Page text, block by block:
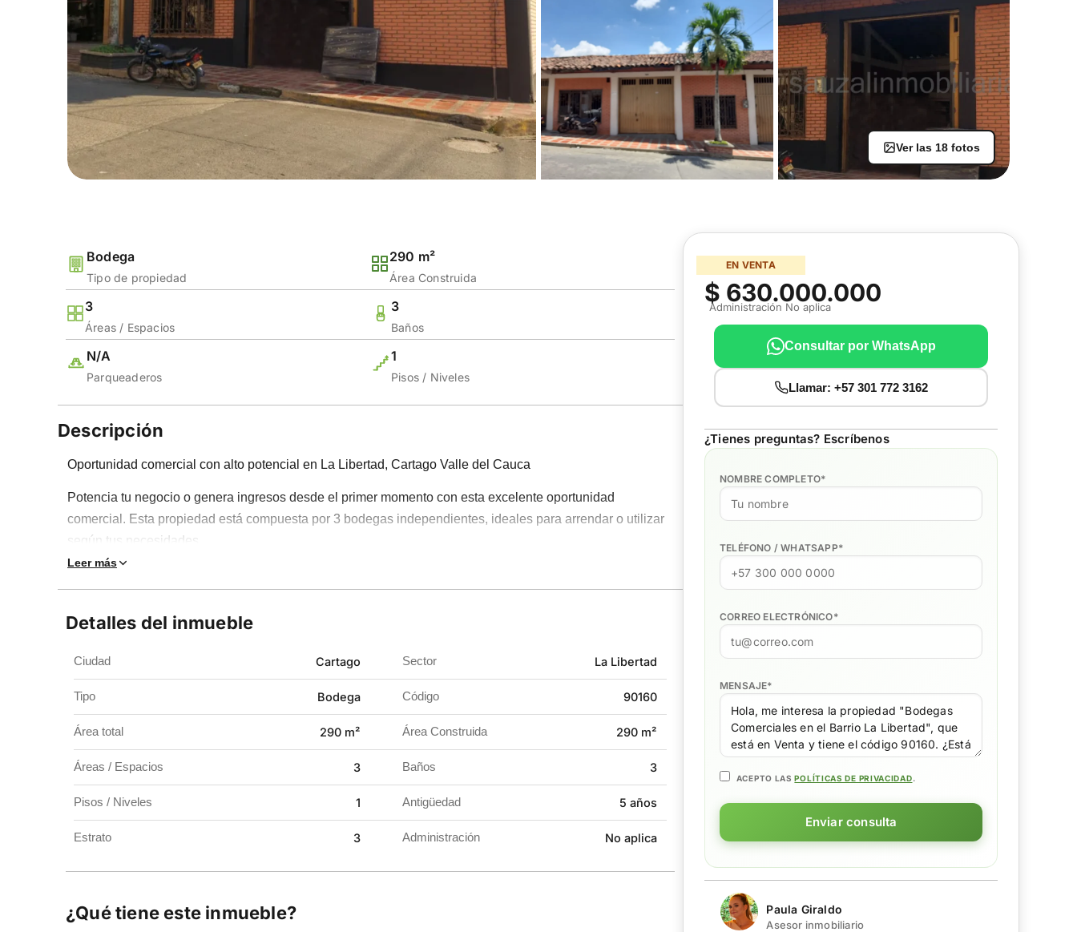
Ver las 18 fotos
Bodega
Tipo de propiedad
290 m²
Área Construida
3
Áreas / Espacios
3
Baños
N/A
Parqueaderos
1
Pisos / Niveles
Descripción
Oportunidad comercial con alto potencial en La Libertad, Cartago Valle del Cauca
Potencia tu negocio o genera ingresos desde el primer momento con esta excelente oportunidad
comercial. Esta propiedad está compuesta por 3 bodegas independientes, ideales para arrendar o utilizar
según tus necesidades.
perfecto para almacenamiento, producción o emprendimientos en crecimiento.
Ideal para empresarios, inversionistas o quienes buscan expandir su negocio.
Contáctanos y conoce más sobre esta gran oportunidad.
Leer más
Detalles del inmueble
Ciudad Cartago Sector La Libertad
Tipo Bodega Código 90160
Área total 290 m² Área Construida 290 m²
Áreas / Espacios 3 Baños 3
Pisos / Niveles 1 Antigüedad 5 años
Estrato 3 Administración No aplica
¿Qué tiene este inmueble?
EN VENTA
$ 630.000.000
Administración No aplica
Consultar por WhatsApp
Llamar: +57 301 772 3162
¿Tienes preguntas? Escríbenos
NOMBRE COMPLETO*
TELÉFONO / WHATSAPP*
CORREO ELECTRÓNICO*
MENSAJE*
ACEPTO LASPOLÍTICAS DE PRIVACIDAD.
Enviar consulta
Paula Giraldo
Asesor inmobiliario